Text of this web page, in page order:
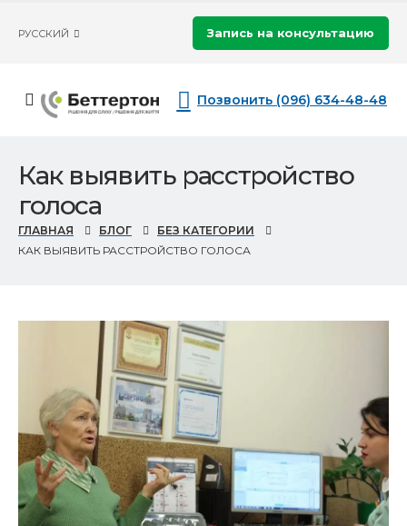
РУССКИЙ Запись на консультацию
Позвонить (096) 634-48-48
Как выявить расстройство
голоса
ГЛАВНАЯ БЛОГ
БЕЗ КАТЕГОРИИ
КАК ВЫЯВИТЬ РАССТРОЙСТВО ГОЛОСА